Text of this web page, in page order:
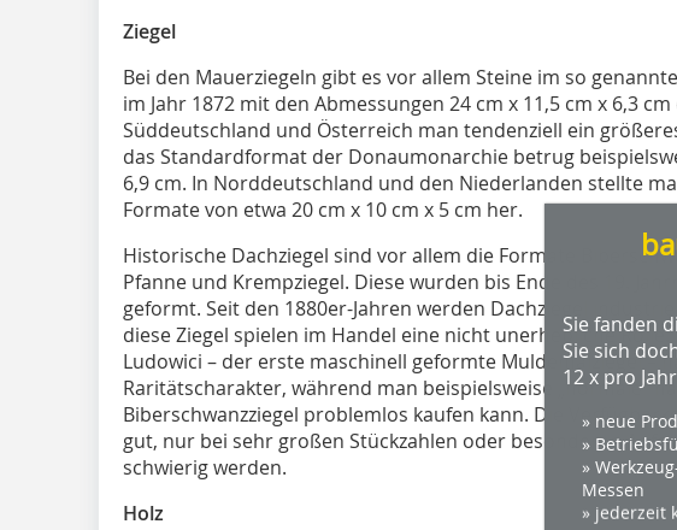
Ziegel
Bei den Mauerziegeln gibt es vor allem Steine im so
im Jahr 1872 mit den Abmessungen 24 cm x 11,5 cm x 6,3
Süddeutschland und Österreich man tendenziell ein
das Standardformat der Donaumonarchie betrug
6,9 cm. In Norddeutschland und den Niederlanden stellte
Formate von etwa 20 cm x 10 cm x 5 cm her.
Historische Dachziegel sind vor allem die Formate
Pfanne und Krempziegel. Diese wurden bis Ende des 19.
geformt. Seit den 1880er-Jahren werden Dachziegel
diese Ziegel spielen im Handel eine nicht unerhebliche Rolle.
Ludowici – der erste maschinell geformte Muldenfalziegel –
Raritätscharakter, während man beispielsweise „normale“
Biberschwanzziegel problemlos kaufen kann. Die
gut, nur bei sehr großen Stückzahlen oder besonderen
schwierig werden.
Holz
Sie fanden
Sie sich
12 x pro
» neue
»
»
Messen
» jederzeit